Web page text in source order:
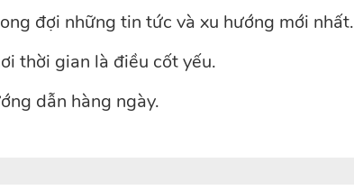
đợi những tin tức và xu hướng mới nhất.
thời gian là điều cốt yếu.
dẫn hàng ngày.